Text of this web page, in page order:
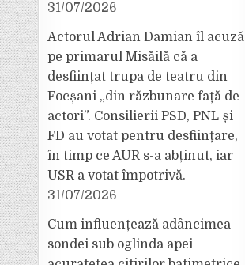
31/07/2026
Actorul Adrian Damian îl acuză
pe primarul Misăilă că a
desființat trupa de teatru din
Focșani „din răzbunare față de
actori”. Consilierii PSD, PNL și
FD au votat pentru desființare,
în timp ce AUR s-a abținut, iar
USR a votat împotrivă.
31/07/2026
Cum influențează adâncimea
sondei sub oglinda apei